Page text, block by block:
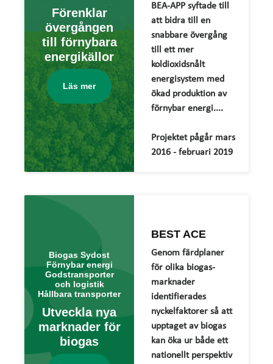
Förenklar
övergången
till förnybara
energikällor
Läs mer
BEA-APP syftade till
att bidra till en
snabbare övergång
till ett mer
koldioxidsnålt
energisystem med
ökad produktion av
förnybar energi....
Projektet pågår mars
2016 - februari 2019
Biogas Sydost
Förnybar energi
Godstransporter
och logistik
Hållbara transporter
Utveckla nya
marknader för
biogas
BEST ACE
Genom färdplaner
för olika biogas-
marknader
identifierades
nyckelfaktorer så att
upptaget av biogas
kan öka ur både ett
nationellt perspektiv